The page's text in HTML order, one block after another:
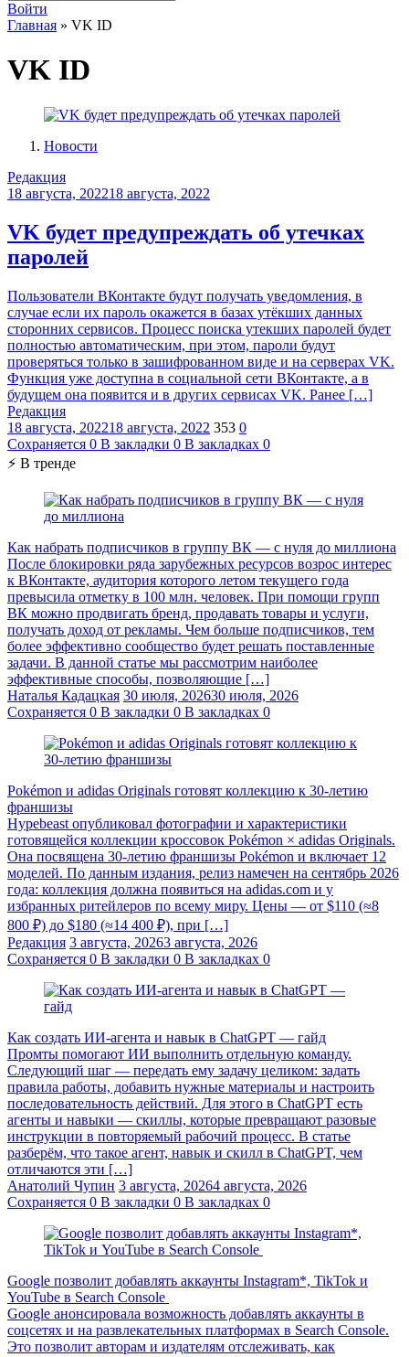
Войти
Главная » VK ID
VK ID
Новости
Редакция
18 августа, 202218 августа, 2022
VK будет предупреждать об утечках
паролей
Пользователи ВКонтакте будут получать уведомления, в
случае если их пароль окажется в базах утёкших данных
сторонних сервисов. Процесс поиска утекших паролей будет
полностью автоматическим, при этом, пароли будут
проверяться только в зашифрованном виде и на серверах VK.
Функция уже доступна в социальной сети ВКонтакте, а в
будущем она появится и в других сервисах VK. Ранее […]
Редакция
18 августа, 202218 августа, 2022 353 0
Сохраняется 0 В закладки 0 В закладках 0
⚡ В тренде
Как набрать подписчиков в группу ВК — с нуля до миллиона
После блокировки ряда зарубежных ресурсов возрос интерес
к ВКонтакте, аудитория которого летом текущего года
превысила отметку в 100 млн. человек. При помощи групп
ВК можно продвигать бренд, продавать товары и услуги,
получать доход от рекламы. Чем больше подписчиков, тем
более эффективно сообщество будет решать поставленные
задачи. В данной статье мы рассмотрим наиболее
эффективные способы, позволяющие […]
Наталья Кадацкая 30 июля, 202630 июля, 2026
Сохраняется 0 В закладки 0 В закладках 0
Pokémon и adidas Originals готовят коллекцию к 30-летию
франшизы
Hypebeast опубликовал фотографии и характеристики
готовящейся коллекции кроссовок Pokémon × adidas Originals.
Она посвящена 30-летию франшизы Pokémon и включает 12
моделей. По данным издания, релиз намечен на сентябрь 2026
года: коллекция должна появиться на adidas.com и у
избранных ритейлеров по всему миру. Цены — от $110 (≈8
800 ₽) до $180 (≈14 400 ₽), при […]
Редакция 3 августа, 20263 августа, 2026
Сохраняется 0 В закладки 0 В закладках 0
Как создать ИИ-агента и навык в ChatGPT — гайд
Промты помогают ИИ выполнить отдельную команду.
Следующий шаг — передать ему задачу целиком: задать
правила работы, добавить нужные материалы и настроить
последовательность действий. Для этого в ChatGPT есть
агенты и навыки — скиллы, которые превращают разовые
инструкции в повторяемый рабочий процесс. В статье
разберём, что такое агент, навык и скилл в ChatGPT, чем
отличаются эти […]
Анатолий Чупин 3 августа, 20264 августа, 2026
Сохраняется 0 В закладки 0 В закладках 0
Google позволит добавлять аккаунты Instagram*, TikTok и
YouTube в Search Console
Google анонсировала возможность добавлять аккаунты в
соцсетях и на развлекательных платформах в Search Console.
Это позволит авторам и издателям отслеживать, как